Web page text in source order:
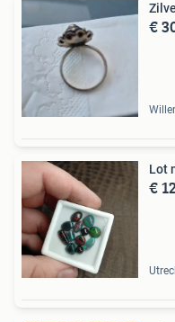
€
Lot
€